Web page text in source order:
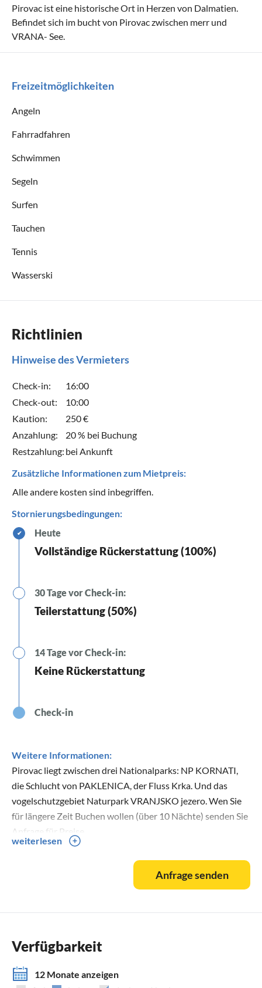
Pirovac ist eine historische Ort in Herzen von Dalmatien.
Befindet sich im bucht von Pirovac zwischen merr und
VRANA- See.
Freizeitmöglichkeiten
Angeln
Fahrradfahren
Schwimmen
Segeln
Surfen
Tauchen
Tennis
Wasserski
Richtlinien
Hinweise des Vermieters
Check-in:
16:00
Check-out:
10:00
Kaution:
250 €
Anzahlung:
20 % bei Buchung
Restzahlung: bei Ankunft
Zusätzliche Informationen zum Mietpreis:
Alle andere kosten sind inbegriffen.
Stornierungsbedingungen:
✔ Heute
Vollständige Rückerstattung (100%)
30 Tage vor Check-in:
Teilerstattung (50%)
14 Tage vor Check-in:
Keine Rückerstattung
Check-in
Weitere Informationen:
Pirovac liegt zwischen drei Nationalparks: NP KORNATI,
die Schlucht von PAKLENICA, der Fluss Krka. Und das
vogelschutzgebiet Naturpark VRANJSKO jezero. Wen Sie
für längere Zeit Buchen wollen (über 10 Nächte) senden Sie
Anfrage für Preise.
weiterlesen
Anfrage senden
Verfügbarkeit
12 Monate anzeigen